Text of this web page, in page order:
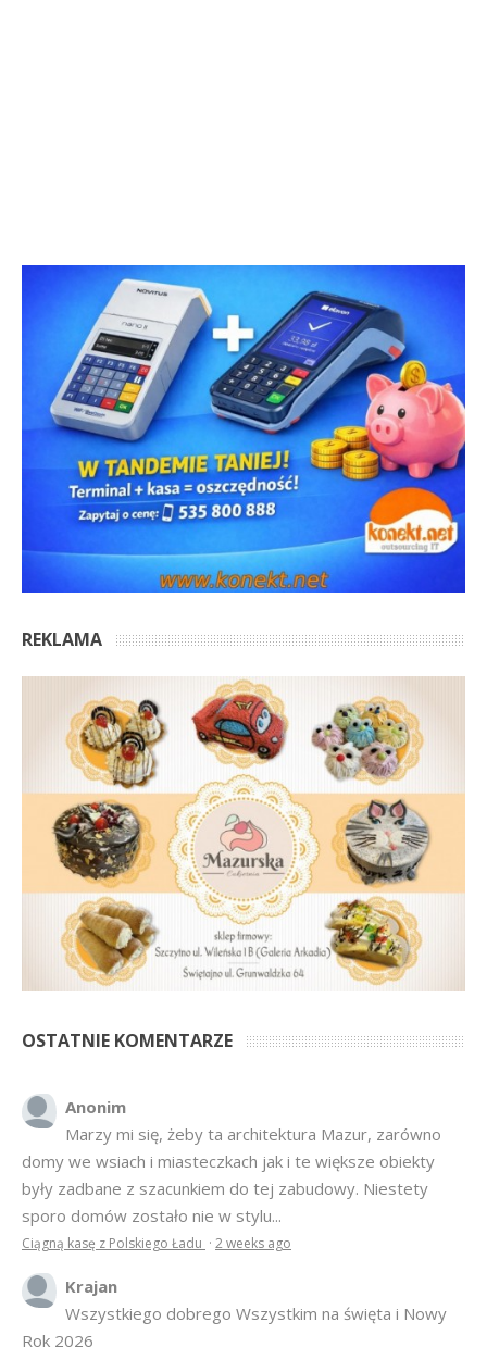
REKLAMA
OSTATNIE KOMENTARZE
Anonim
Marzy mi się, żeby ta architektura Mazur, zarówno
domy we wsiach i miasteczkach jak i te większe obiekty
były zadbane z szacunkiem do tej zabudowy. Niestety
sporo domów zostało nie w stylu...
Ciągną kasę z Polskiego Ładu · 2 weeks ago
Krajan
Wszystkiego dobrego Wszystkim na święta i Nowy
Rok 2026